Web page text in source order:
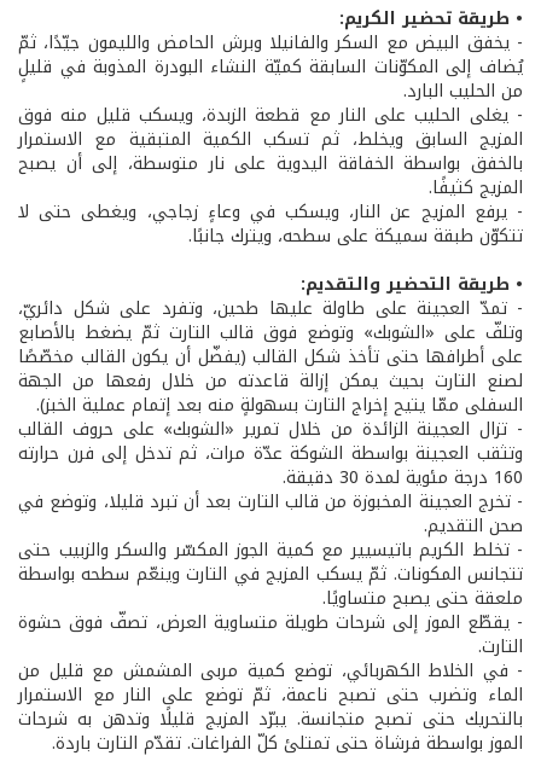
• طريقة تحضير الكريم:
- يخفق البيض مع السكر والفانيلا وبرش الحامض والليمون جيّدًا، ثمّ
يُضاف إلى المكوّنات السابقة كميّة النشاء البودرة المذوبة في قليلٍ
من الحليب البارد.
- يغلى الحليب على النار مع قطعة الزبدة، ويسكب قليل منه فوق
المزيج السابق ويخلط، ثم تسكب الكمية المتبقية مع الاستمرار
بالخفق بواسطة الخفاقة اليدوية على نار متوسطة، إلى أن يصبح
المزيج كثيفًا.
- يرفع المزيج عن النار، ويسكب في وعاءٍ زجاجي، ويغطى حتى لا
تتكوّن طبقة سميكة على سطحه، ويترك جانبًا.
• طريقة التحضير والتقديم:
- تمدّ العجينة على طاولة عليها طحين، وتفرد على شكل دائريّ،
وتلفّ على «الشوبك» وتوضع فوق قالب التارت ثمّ يضغط بالأصابع
على أطرافها حتى تأخذ شكل القالب (يفضّل أن يكون القالب مخصّصًا
لصنع التارت بحيث يمكن إزالة قاعدته من خلال رفعها من الجهة
السفلى ممّا يتيح إخراج التارت بسهولةٍ منه بعد إتمام عملية الخبز).
- تزال العجينة الزائدة من خلال تمرير «الشوبك» على حروف القالب
وتثقب العجينة بواسطة الشوكة عدّة مرات، ثم تدخل إلى فرن حرارته
160 درجة مئوية لمدة 30 دقيقة.
- تخرج العجينة المخبوزة من قالب التارت بعد أن تبرد قليلا، وتوضع في
صحن التقديم.
- تخلط الكريم باتيسيير مع كمية الجوز المكسّر والسكر والزبيب حتى
تتجانس المكونات. ثمّ يسكب المزيج في التارت وينعّم سطحه بواسطة
ملعقة حتى يصبح متساويًا.
- يقطّع الموز إلى شرحات طويلة متساوية العرض، تصفّ فوق حشوة
التارت.
- في الخلاط الكهربائي، توضع كمية مربى المشمش مع قليل من
الماء وتضرب حتى تصبح ناعمة، ثمّ توضع على النار مع الاستمرار
بالتحريك حتى تصبح متجانسة. يبرّد المزيج قليلًا وتدهن به شرحات
الموز بواسطة فرشاة حتى تمتلئ كلّ الفراغات. تقدّم التارت باردة.